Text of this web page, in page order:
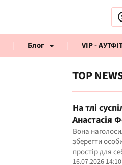
Блог VIP -
TOP
На тлі
Анастасія
публічну
Вона
зберегти
простір для
дитини
16.07.2026 14:10